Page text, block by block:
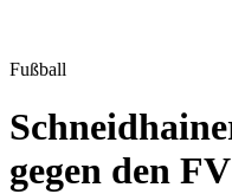
Fußball
gegen den